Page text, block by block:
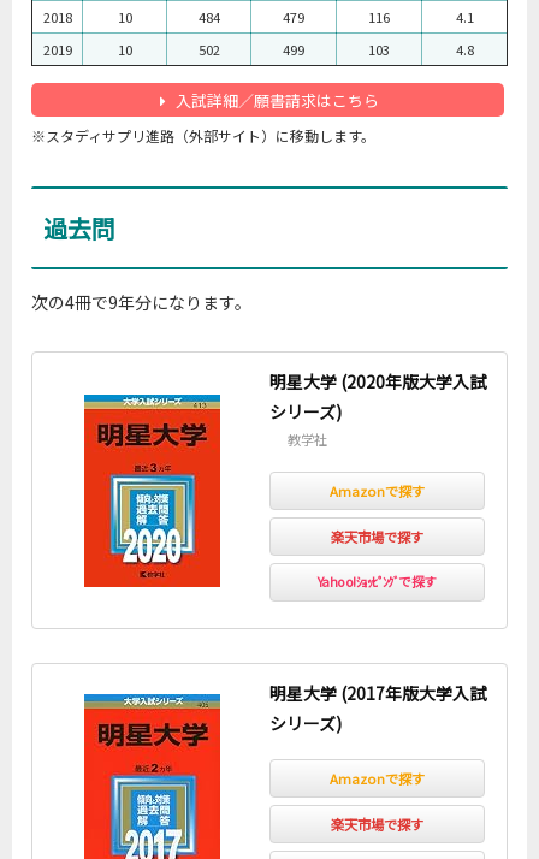
2018 10 484 479 116
4.1
2019
10 502 499 103 4.8
入試詳細／願書請求はこちら
※スタディサプリ進路（外部サイト）に移動します。
過去問
次の4冊で9年分になります。
明星大学 (2020年版大学入試
シリーズ)
教学社
Amazonで探す
楽天市場で探す
Yahoo!ｼｮｯﾋﾟﾝｸﾞで探す
明星大学 (2017年版大学入試
シリーズ)
Amazonで探す
楽天市場で探す